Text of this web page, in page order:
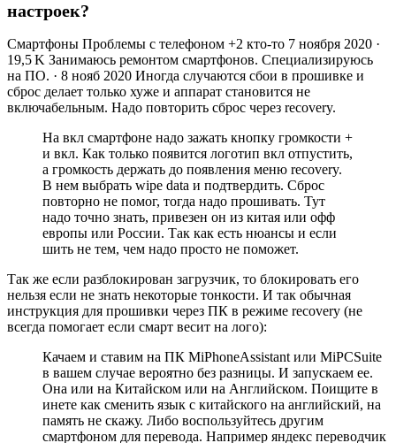
настроек?
Смартфоны Проблемы с телефоном +2 кто-то 7 ноября 2020 ·
19,5 K Занимаюсь ремонтом смартфонов. Специализируюсь
на ПО. · 8 нояб 2020 Иногда случаются сбои в прошивке и
сброс делает только хуже и аппарат становится не
включабельным. Надо повторить сброс через recovery.
На вкл смартфоне надо зажать кнопку громкости +
и вкл. Как только появится логотип вкл отпустить,
а громкость держать до появления меню recovery.
В нем выбрать wipe data и подтвердить. Сброс
повторно не помог, тогда надо прошивать. Тут
надо точно знать, привезен он из китая или офф
европы или России. Так как есть нюансы и если
шить не тем, чем надо просто не поможет.
Так же если разблокирован загрузчик, то блокировать его
нельзя если не знать некоторые тонкости. И так обычная
инструкция для прошивки через ПК в режиме recovery (не
всегда помогает если смарт весит на лого):
Качаем и ставим на ПК MiPhoneAssistant или MiPCSuite
в вашем случае вероятно без разницы. И запускаем ее.
Она или на Китайском или на Английском. Поищите в
инете как сменить язык с китайского на английский, на
память не скажу. Либо воспользуйтесь другим
смартфоном для перевода. Например яндекс переводчик